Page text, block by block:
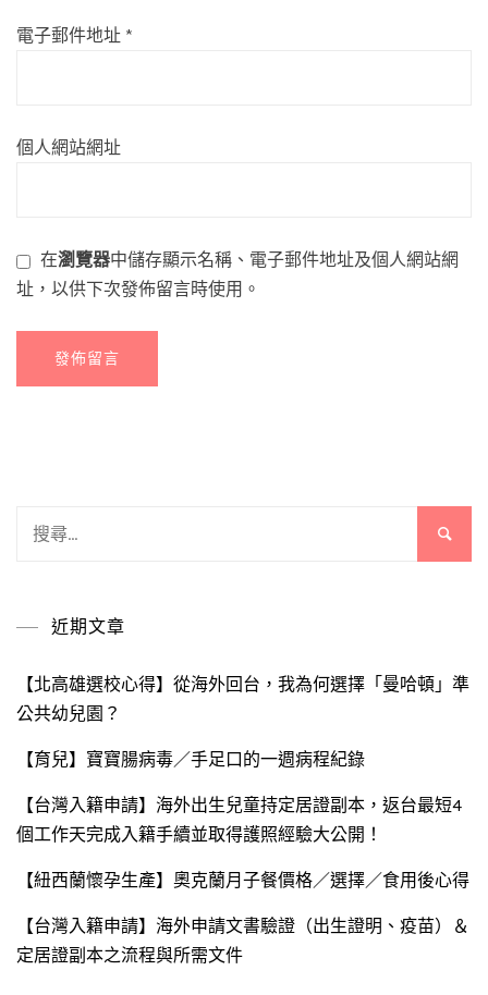
電子郵件地址 *
個人網站網址
在瀏覽器中儲存顯示名稱、電子郵件地址及個人網站網
址，以供下次發佈留言時使用。
近期文章
【北高雄選校心得】從海外回台，我為何選擇「曼哈頓」準
公共幼兒園？
【育兒】寶寶腸病毒／手足口的一週病程紀錄
【台灣入籍申請】海外出生兒童持定居證副本，返台最短4
個工作天完成入籍手續並取得護照經驗大公開！
【紐西蘭懷孕生產】奧克蘭月子餐價格／選擇／食用後心得
【台灣入籍申請】海外申請文書驗證（出生證明、疫苗）＆
定居證副本之流程與所需文件